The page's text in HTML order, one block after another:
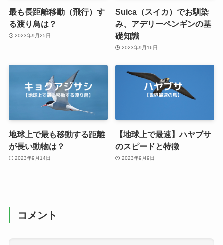
最も長距離移動（飛行）す
る渡り鳥は？
2023年9月25日
Suica（スイカ）でお馴染
み、アデリーペンギンの基
礎知識
2023年9月16日
地球上で最も移動する距離
が長い動物は？
2023年9月14日
【地球上で最速】ハヤブサ
のスピードと特徴
2023年9月9日
コメント